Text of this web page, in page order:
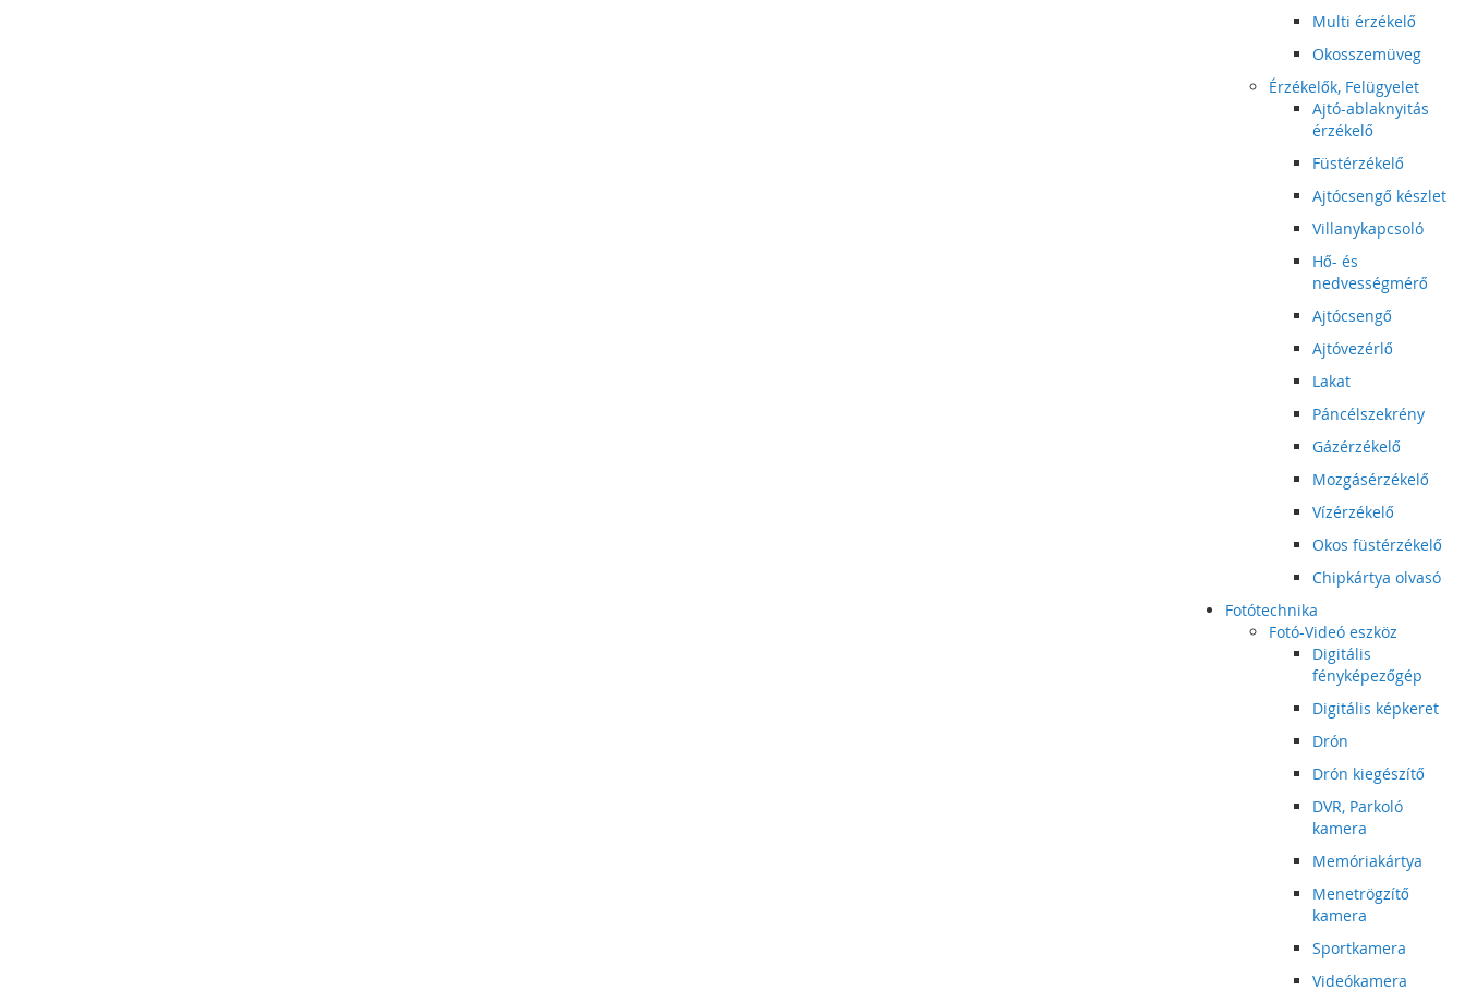
Multi érzékelő
Okosszemüveg
Érzékelők, Felügyelet
Ajtó-ablaknyitás
érzékelő
Füstérzékelő
Ajtócsengő készlet
Villanykapcsoló
Hő- és
nedvességmérő
Ajtócsengő
Ajtóvezérlő
Lakat
Páncélszekrény
Gázérzékelő
Mozgásérzékelő
Vízérzékelő
Okos füstérzékelő
Chipkártya olvasó
Fotótechnika
Fotó-Videó eszköz
Digitális
fényképezőgép
Digitális képkeret
Drón
Drón kiegészítő
DVR, Parkoló
kamera
Memóriakártya
Menetrögzítő
kamera
Sportkamera
Videókamera